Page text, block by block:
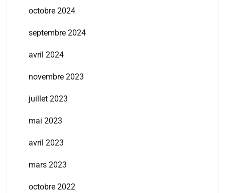
octobre 2024
septembre 2024
avril 2024
novembre 2023
juillet 2023
mai 2023
avril 2023
mars 2023
octobre 2022